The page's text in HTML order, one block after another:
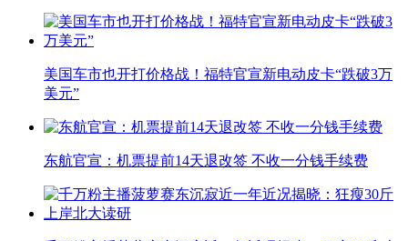
美国车市也开打价格战！福特官宣新电动皮卡“跌破3万
美元”
东航官宣：机票提前14天退改签 不收一分钱手续费